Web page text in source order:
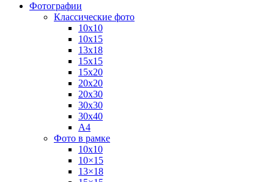
Фотографии
Классические фото
10х10
10х15
13х18
15х15
15х20
20х20
20х30
30х30
30х40
А4
Фото в рамке
10х10
10×15
13×18